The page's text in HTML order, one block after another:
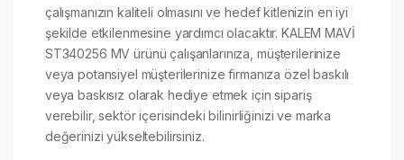
çalışmanızın kaliteli olmasını ve hedef kitlenizin en iyi
şekilde etkilenmesine yardımcı olacaktır. KALEM MAVİ
ST340256 MV ürünü çalışanlarınıza, müşterilerinize
veya potansiyel müşterilerinize firmanıza özel baskılı
veya baskısız olarak hediye etmek için sipariş
verebilir, sektör içerisindeki bilinirliğinizi ve marka
değerinizi yükseltebilirsiniz.